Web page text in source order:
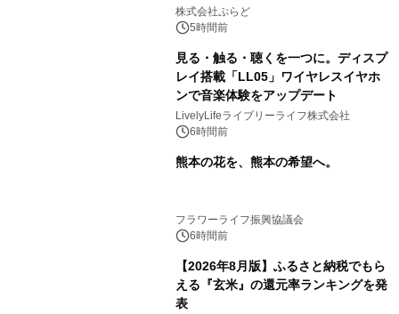
プール グランピングとトレーラーハウ
スの2施設で
株式会社ぷらど
5時間前
見る・触る・聴くを一つに。ディスプ
レイ搭載「LL05」ワイヤレスイヤホ
ンで音楽体験をアップデート
LivelyLifeライブリーライフ株式会社
6時間前
熊本の花を、熊本の希望へ。
フラワーライフ振興協議会
6時間前
【2026年8月版】ふるさと納税でもら
える『玄米』の還元率ランキングを発
表